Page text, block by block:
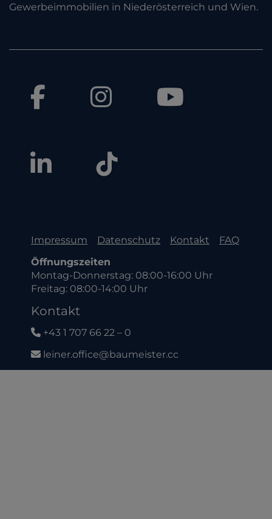
Gewerbeimmobilien in Niederösterreich und Wien.
Impressum Datenschutz Kontakt
FAQ
Öffnungszeiten
Montag-Donnerstag: 08:00-16:00 Uhr
Freitag: 08:00-14:00 Uhr
Kontakt
+43 1 707 66 22 – 0
leiner.office@baumeister.cc